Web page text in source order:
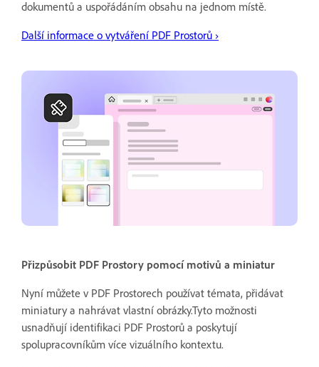
dokumentů a uspořádáním obsahu na jednom místě.
Další informace o vytváření PDF Prostorů ›
Přizpůsobit PDF Prostory pomocí motivů a miniatur
Nyní můžete v PDF Prostorech používat témata, přidávat
miniatury a nahrávat vlastní obrázky.Tyto možnosti
usnadňují identifikaci PDF Prostorů a poskytují
spolupracovníkům více vizuálního kontextu.